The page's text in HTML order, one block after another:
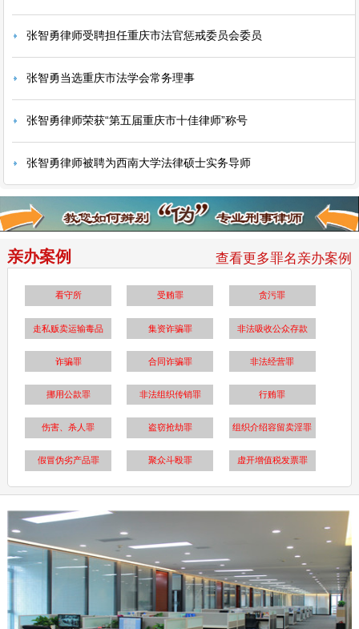
张智勇律师受聘担任重庆市法官惩戒委员会委员
张智勇当选重庆市法学会常务理事
张智勇律师荣获“第五届重庆市十佳律师”称号
张智勇律师被聘为西南大学法律硕士实务导师
亲办案例 查看更多罪名亲办案例
看守所 受贿罪 贪污罪
走私贩卖运输毒品 集资诈骗罪 非法吸收公众存款
诈骗罪 合同诈骗罪 非法经营罪
挪用公款罪 非法组织传销罪 行贿罪
伤害、杀人罪 盗窃抢劫罪 组织介绍容留卖淫罪
假冒伪劣产品罪 聚众斗殴罪 虚开增值税发票罪